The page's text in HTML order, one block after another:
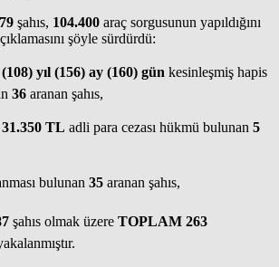
şahıs, 104.400 araç sorgusunun yapıldığını
şöyle sürdürdü:
(108) yıl (156) ay (160) gün kesinleşmiş hapis
36 aranan şahıs,
31.350 TL adli para cezası hükmü bulunan 5
bulunan 35 aranan şahıs,
şahıs olmak üzere TOPLAM 263